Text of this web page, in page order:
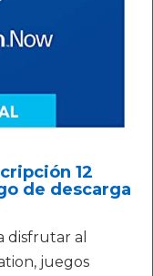
12
de descarga
disfrutar al
juegos